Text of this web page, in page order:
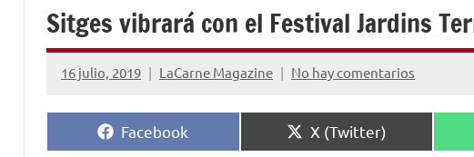
Sitges vibrará con el Festival Jardins
16 julio, 2019 LaCarne Magazine No hay comentarios
Compartir
en
Facebook
Compartir
en
X (Twitter)